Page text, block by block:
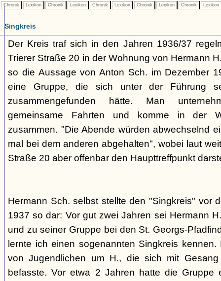
Chronik Lexikon Chronik Lexikon Chronik Lexikon Chronik Lexikon Chronik Lexikon
Singkreis
Der Kreis traf sich in den Jahren 1936/37
Trierer Straße 20 in der Wohnung von Hermann
so die Aussage von Anton Sch. im Dezember
eine Gruppe, die sich unter der Führung
zusammengefunden hätte. Man
gemeinsame Fahrten und komme in der
zusammen. "Die Abende würden abwechselnd
mal bei dem anderen abgehalten", wobei laut
Straße 20 aber offenbar den Haupttreffpunkt
Hermann Sch. selbst stellte den "Singkreis" vor
1937 so dar: Vor gut zwei Jahren sei Hermann
und zu seiner Gruppe bei den St. Georgs-
lernte ich einen sogenannten Singkreis
von Jugendlichen um H., die sich mit
befasste. Vor etwa 2 Jahren hatte die Gruppe